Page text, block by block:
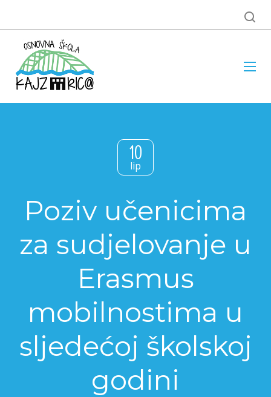
10
lip
Poziv učenicima
za sudjelovanje u
Erasmus
mobilnostima u
sljedećoj školskoj
godini